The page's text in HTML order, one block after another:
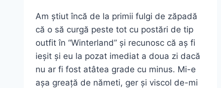
Am știut încă de la primii fulgi de zăpadă
că o să curgă peste tot cu postări de tip
outfit în “Winterland” și recunosc că aș fi
ieșit și eu la pozat imediat a doua zi dacă
nu ar fi fost atâtea grade cu minus. Mi-e
așa greață de nămeti, ger și viscol de-mi